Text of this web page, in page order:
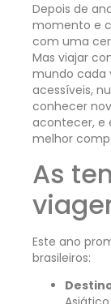
Depois de
momento e
com uma
Mas viajar
mundo cada
acessíveis,
conhecer
acontecer, e
melhor
As
Este ano
brasileiros: